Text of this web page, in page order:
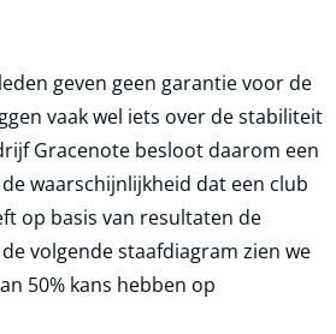
geven geen garantie voor de
vaak wel iets over de stabiliteit
Gracenote besloot daarom een
waarschijnlijkheid dat een club
op basis van resultaten de
volgende staafdiagram zien we
50% kans hebben op